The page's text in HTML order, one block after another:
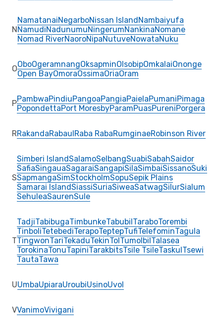
N
NamatanaiNegarboNissan IslandNambaiyufa
NamudiNadunumuNingerumNankinaNomane
Nomad RiverNaoroNipaNutuveNowataNuku
OOboOgeramnangOksapminOlsobipOmkalaiOnonge
Open BayOmoraOssimaOriaOram
PPambwaPindiuPangoaPangiaPaielaPumaniPimaga
PopondettaPort MoresbyParamPuasPureniPorgera
RRakandaRabaulRaba RabaRumginaeRobinson River
S
Simberi IslandSalamoSelbangSuabiSabahSaidor
SafiaSingauaSagaraiSangapiSilaSimbaiSissanoSuki
SapmangaSimStockholmSopuSepik Plains
Samarai IslandSiassiSuriaSiweaSatwagSilurSialum
SehuleaSaurenSule
T
TadjiTabibugaTimbunkeTabubilTaraboTorembi
TinboliTetebediTerapoTeptepTufiTelefominTagula
TingwonTariTekaduTekinTolTumolbilTalasea
TorokinaTonuTapiniTarakbitsTsile TsileTaskulTsewi
TautaTawa
UUmbaUpiaraUroubiUsinoUvol
VVanimoVivigani